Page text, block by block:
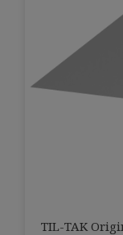
TIL-TAK